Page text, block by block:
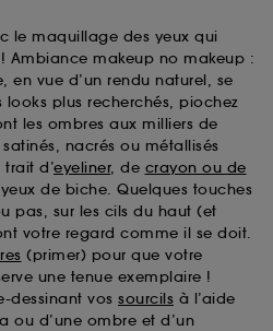
le maquillage des yeux qui
Ambiance makeup no makeup :
en vue d’un rendu naturel, se
plus recherchés, piochez
les ombres aux milliers de
nacrés ou métallisés
d’eyeliner, de crayon ou de
de biche. Quelques touches
pas, sur les cils du haut (et
votre regard comme il se doit.
(primer) pour que votre
une tenue exemplaire !
dessinant vos sourcils à l’aide
ou d’une ombre et d’un